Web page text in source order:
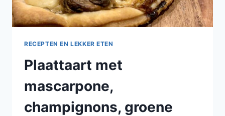
RECEPTEN EN LEKKER ETEN
Plaattaart met
mascarpone,
champignons, groene